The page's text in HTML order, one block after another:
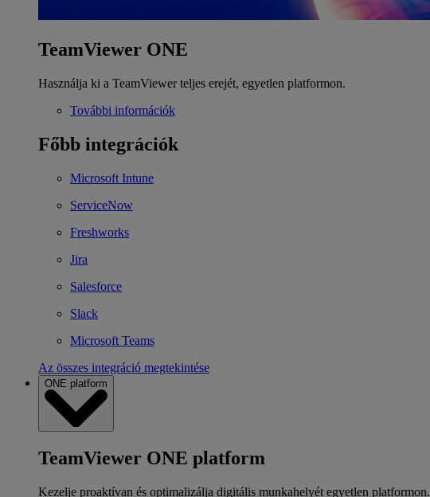
TeamViewer ONE
Használja ki a TeamViewer teljes erejét, egyetlen platformon.
További információk
Főbb integrációk
Microsoft Intune
ServiceNow
Freshworks
Jira
Salesforce
Slack
Microsoft Teams
Az összes integráció megtekintése
ONE platform
TeamViewer ONE platform
Kezelje proaktívan és optimalizálja digitális munkahelyét egyetlen platformon.